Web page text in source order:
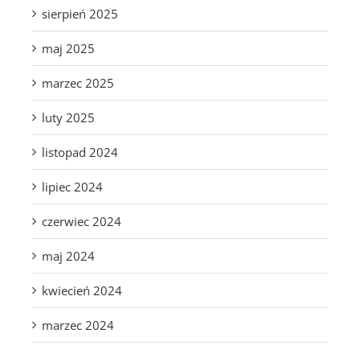
sierpień 2025
maj 2025
marzec 2025
luty 2025
listopad 2024
lipiec 2024
czerwiec 2024
maj 2024
kwiecień 2024
marzec 2024